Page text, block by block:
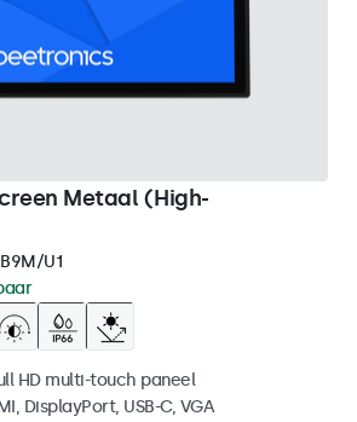
Metaal (High-
U1
HD multi-touch paneel
DisplayPort, USB-C, VGA